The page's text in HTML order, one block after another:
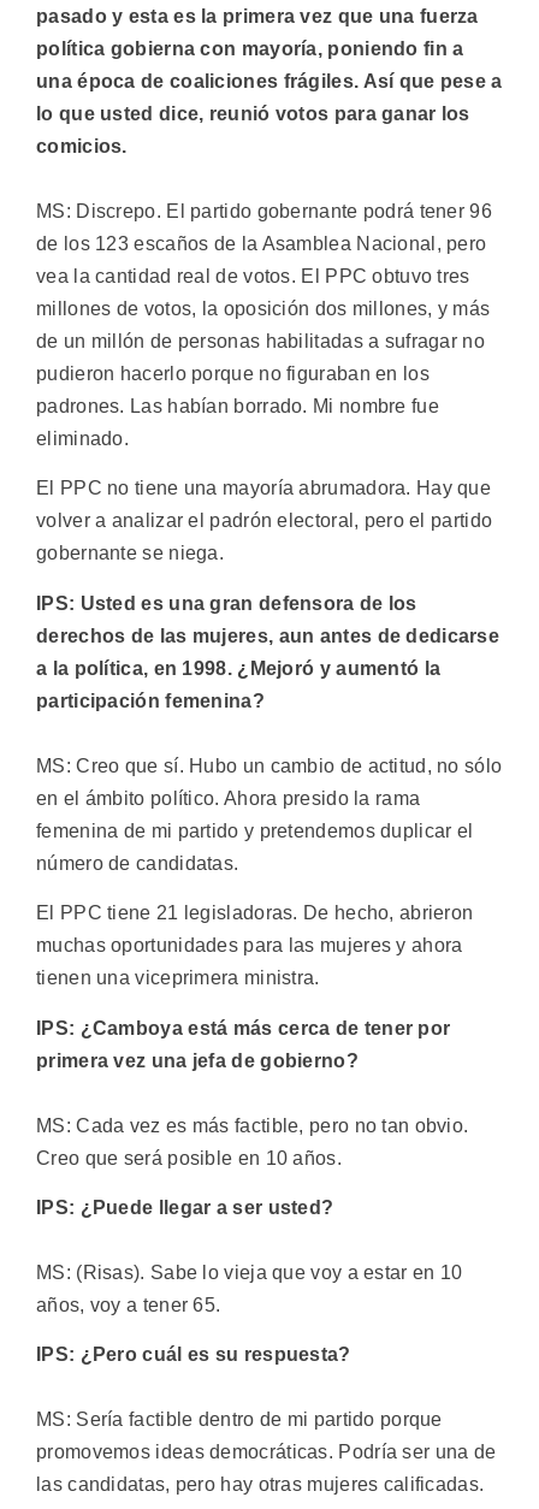
pasado y esta es la primera vez que una fuerza
política gobierna con mayoría, poniendo fin a
una época de coaliciones frágiles. Así que pese a
lo que usted dice, reunió votos para ganar los
comicios.
MS: Discrepo. El partido gobernante podrá tener 96
de los 123 escaños de la Asamblea Nacional, pero
vea la cantidad real de votos. El PPC obtuvo tres
millones de votos, la oposición dos millones, y más
de un millón de personas habilitadas a sufragar no
pudieron hacerlo porque no figuraban en los
padrones. Las habían borrado. Mi nombre fue
eliminado.
El PPC no tiene una mayoría abrumadora. Hay que
volver a analizar el padrón electoral, pero el partido
gobernante se niega.
IPS: Usted es una gran defensora de los
derechos de las mujeres, aun antes de dedicarse
a la política, en 1998. ¿Mejoró y aumentó la
participación femenina?
MS: Creo que sí. Hubo un cambio de actitud, no sólo
en el ámbito político. Ahora presido la rama
femenina de mi partido y pretendemos duplicar el
número de candidatas.
El PPC tiene 21 legisladoras. De hecho, abrieron
muchas oportunidades para las mujeres y ahora
tienen una viceprimera ministra.
IPS: ¿Camboya está más cerca de tener por
primera vez una jefa de gobierno?
MS: Cada vez es más factible, pero no tan obvio.
Creo que será posible en 10 años.
IPS: ¿Puede llegar a ser usted?
MS: (Risas). Sabe lo vieja que voy a estar en 10
años, voy a tener 65.
IPS: ¿Pero cuál es su respuesta?
MS: Sería factible dentro de mi partido porque
promovemos ideas democráticas. Podría ser una de
las candidatas, pero hay otras mujeres calificadas.